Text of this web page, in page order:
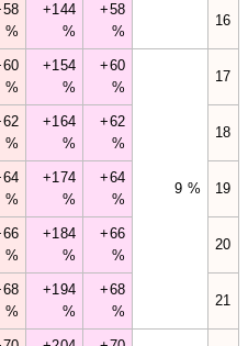
%
+144
%
+58
%
16
%
+154
%
+60
%
9 %
17
%
+164
%
+62
%
18
%
+174
%
+64
%
19
%
+184
%
+66
%
20
%
+194
%
+68
%
21